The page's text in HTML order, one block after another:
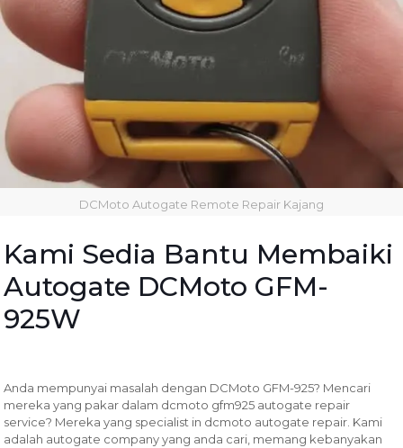
DCMoto Autogate Remote Repair Kajang
Kami Sedia Bantu Membaiki
Autogate DCMoto GFM-
925W
Anda mempunyai masalah dengan DCMoto GFM-925? Mencari
mereka yang pakar dalam dcmoto gfm925 autogate repair
service? Mereka yang specialist in dcmoto autogate repair. Kami
adalah autogate company yang anda cari, memang kebanyakan